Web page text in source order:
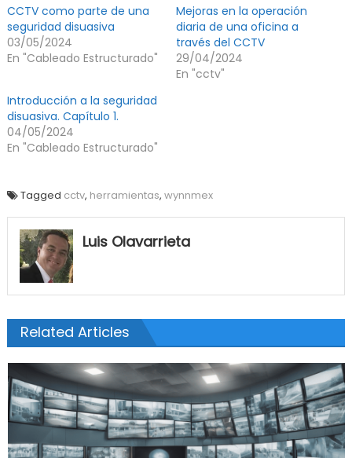
CCTV como parte de una
seguridad disuasiva
03/05/2024
En "Cableado Estructurado"
Mejoras en la operación
diaria de una oficina a
través del CCTV
29/04/2024
En "cctv"
Introducción a la seguridad
disuasiva. Capítulo 1.
04/05/2024
En "Cableado Estructurado"
Tagged cctv, herramientas, wynnmex
Luis Olavarrieta
Related Articles